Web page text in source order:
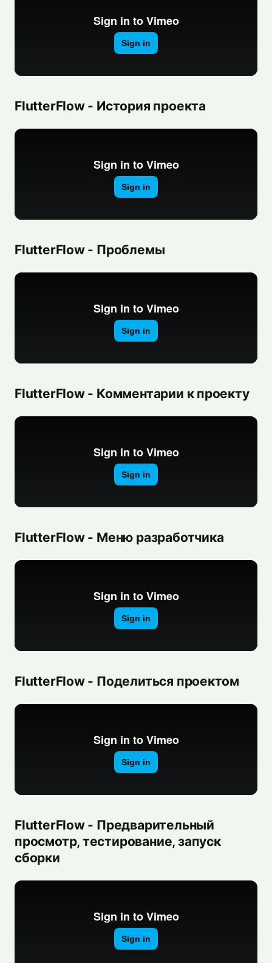
FlutterFlow - История проекта
FlutterFlow - Проблемы
FlutterFlow - Комментарии к проекту
FlutterFlow - Меню разработчика
FlutterFlow - Поделиться проектом
FlutterFlow - Предварительный
просмотр, тестирование, запуск
сборки